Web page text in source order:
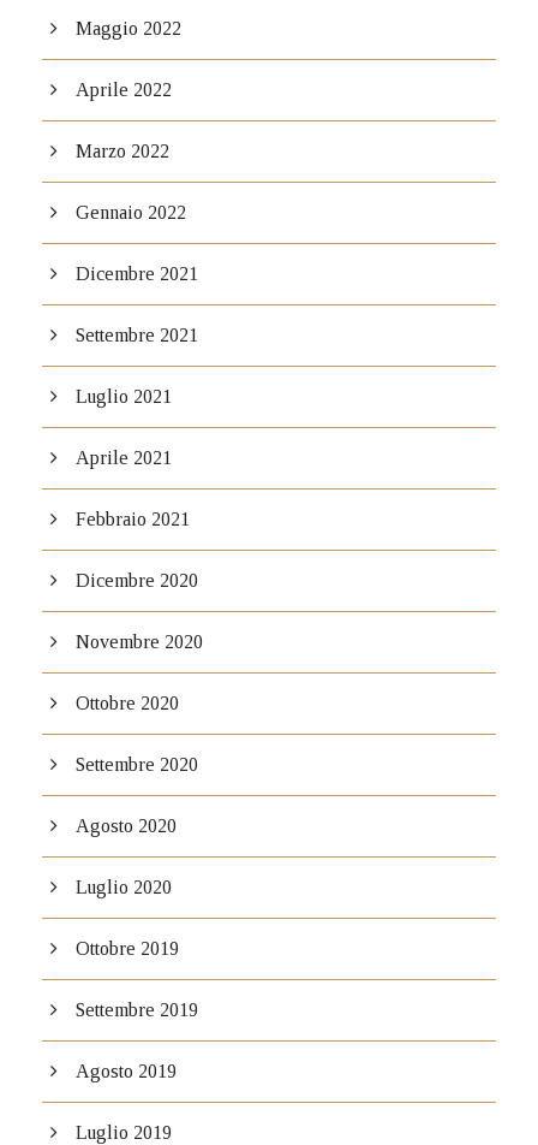
Maggio 2022
Aprile 2022
Marzo 2022
Gennaio 2022
Dicembre 2021
Settembre 2021
Luglio 2021
Aprile 2021
Febbraio 2021
Dicembre 2020
Novembre 2020
Ottobre 2020
Settembre 2020
Agosto 2020
Luglio 2020
Ottobre 2019
Settembre 2019
Agosto 2019
Luglio 2019